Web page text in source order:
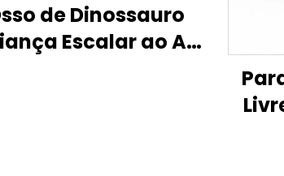
de Dinossauro
Escalar ao Ar